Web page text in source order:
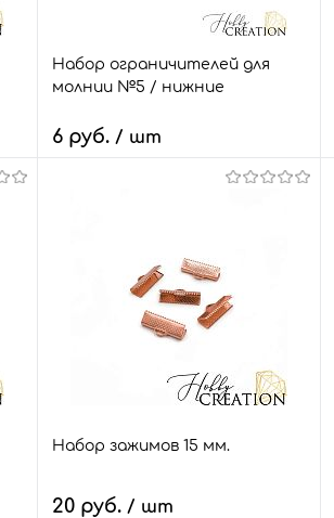
Набор ограничителей для
молнии №5 / нижние
6 руб. / шт
В избранное
223 шт.
золото
Набор зажимов 15 мм.
20 руб. / шт